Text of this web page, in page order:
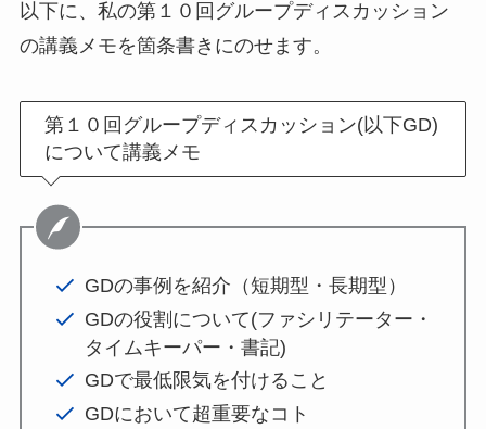
以下に、私の第１０回グループディスカッション
の講義メモを箇条書きにのせます。
第１０回グループディスカッション(以下GD)
について講義メモ
GDの事例を紹介（短期型・長期型）
GDの役割について(ファシリテーター・
タイムキーパー・書記)
GDで最低限気を付けること
GDにおいて超重要なコト